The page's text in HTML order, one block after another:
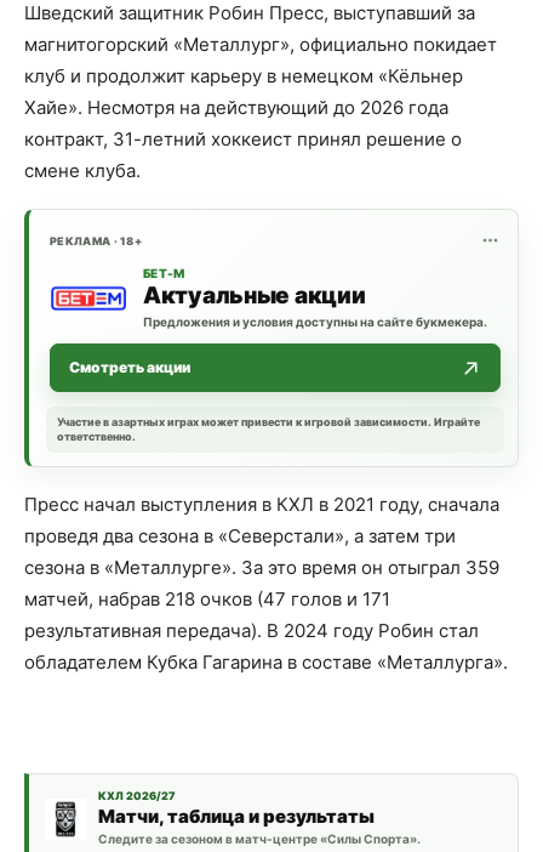
Шведский защитник Робин Пресс, выступавший за
магнитогорский «Металлург», официально покидает
клуб и продолжит карьеру в немецком «Кёльнер
Хайе». Несмотря на действующий до 2026 года
контракт, 31-летний хоккеист принял решение о
смене клуба.
РЕКЛАМА · 18+
БЕТ-М
Актуальные акции
Предложения и условия доступны на сайте букмекера.
Смотреть акции
Участие в азартных играх может привести к игровой зависимости. Играйте
ответственно.
Пресс начал выступления в КХЛ в 2021 году, сначала
проведя два сезона в «Северстали», а затем три
сезона в «Металлурге». За это время он отыграл 359
матчей, набрав 218 очков (47 голов и 171
результативная передача). В 2024 году Робин стал
обладателем Кубка Гагарина в составе «Металлурга».
КХЛ 2026/27
Матчи, таблица и результаты
Следите за сезоном в матч-центре «Силы Спорта».